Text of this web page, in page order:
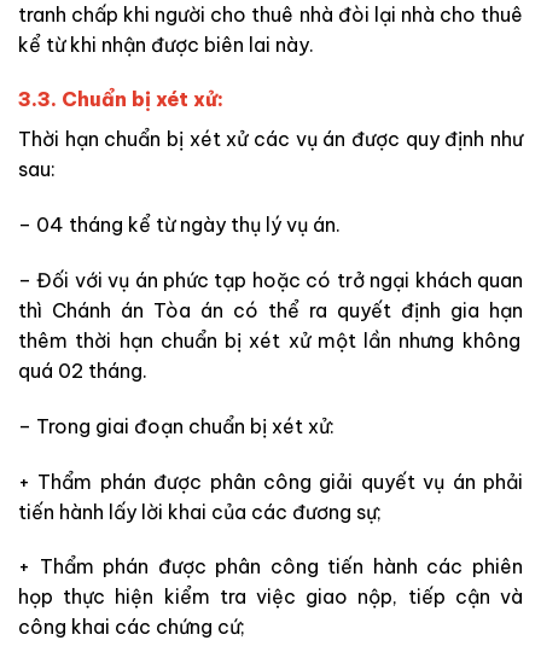
tranh chấp khi người cho thuê nhà đòi lại nhà cho thuê
kể từ khi nhận được biên lai này.
3.3. Chuẩn bị xét xử:
Thời hạn chuẩn bị xét xử các vụ án được quy định như
sau:
– 04 tháng kể từ ngày thụ lý vụ án.
– Đối với vụ án phức tạp hoặc có trở ngại khách quan
thì Chánh án Tòa án có thể ra quyết định gia hạn
thêm thời hạn chuẩn bị xét xử một lần nhưng không
quá 02 tháng.
– Trong giai đoạn chuẩn bị xét xử:
+ Thẩm phán được phân công giải quyết vụ án phải
tiến hành lấy lời khai của các đương sự;
+ Thẩm phán được phân công tiến hành các phiên
họp thực hiện kiểm tra việc giao nộp, tiếp cận và
công khai các chứng cứ;